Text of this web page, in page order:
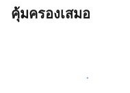
คุ้มครองเสมอ
เปิดให้จองผ่านเราตั้งแ